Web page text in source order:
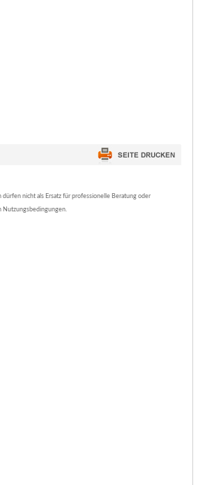
nicht als Ersatz für professionelle Beratung oder
Nutzungsbedingungen.